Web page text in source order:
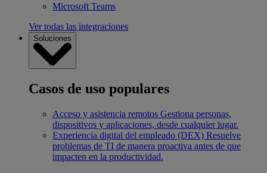
Microsoft Teams
Ver todas las integraciones
Soluciones
Casos de uso populares
Acceso y asistencia remotos Gestiona personas,
dispositivos y aplicaciones, desde cualquier lugar.
Experiencia digital del empleado (DEX) Resuelve
problemas de TI de manera proactiva antes de que
impacten en la productividad.